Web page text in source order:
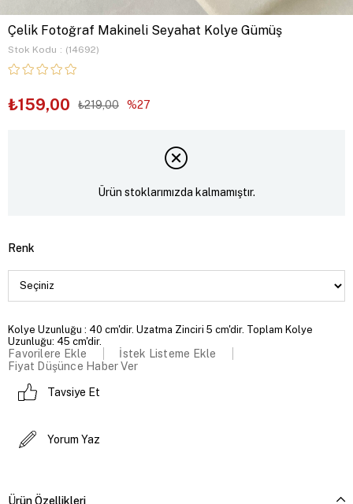
Çelik Fotoğraf Makineli Seyahat Kolye Gümüş
Stok Kodu (14692)
₺219,00
₺159,00 27
Ürün stoklarımızda kalmamıştır.
Renk
Kolye Uzunluğu : 40 cm'dir. Uzatma Zinciri 5 cm'dir. Toplam Kolye
Uzunluğu: 45 cm'dir.
Favorilere Ekle
İstek Listeme Ekle
Fiyat Düşünce Haber Ver
Tavsiye Et
Yorum Yaz
Ürün Özellikleri